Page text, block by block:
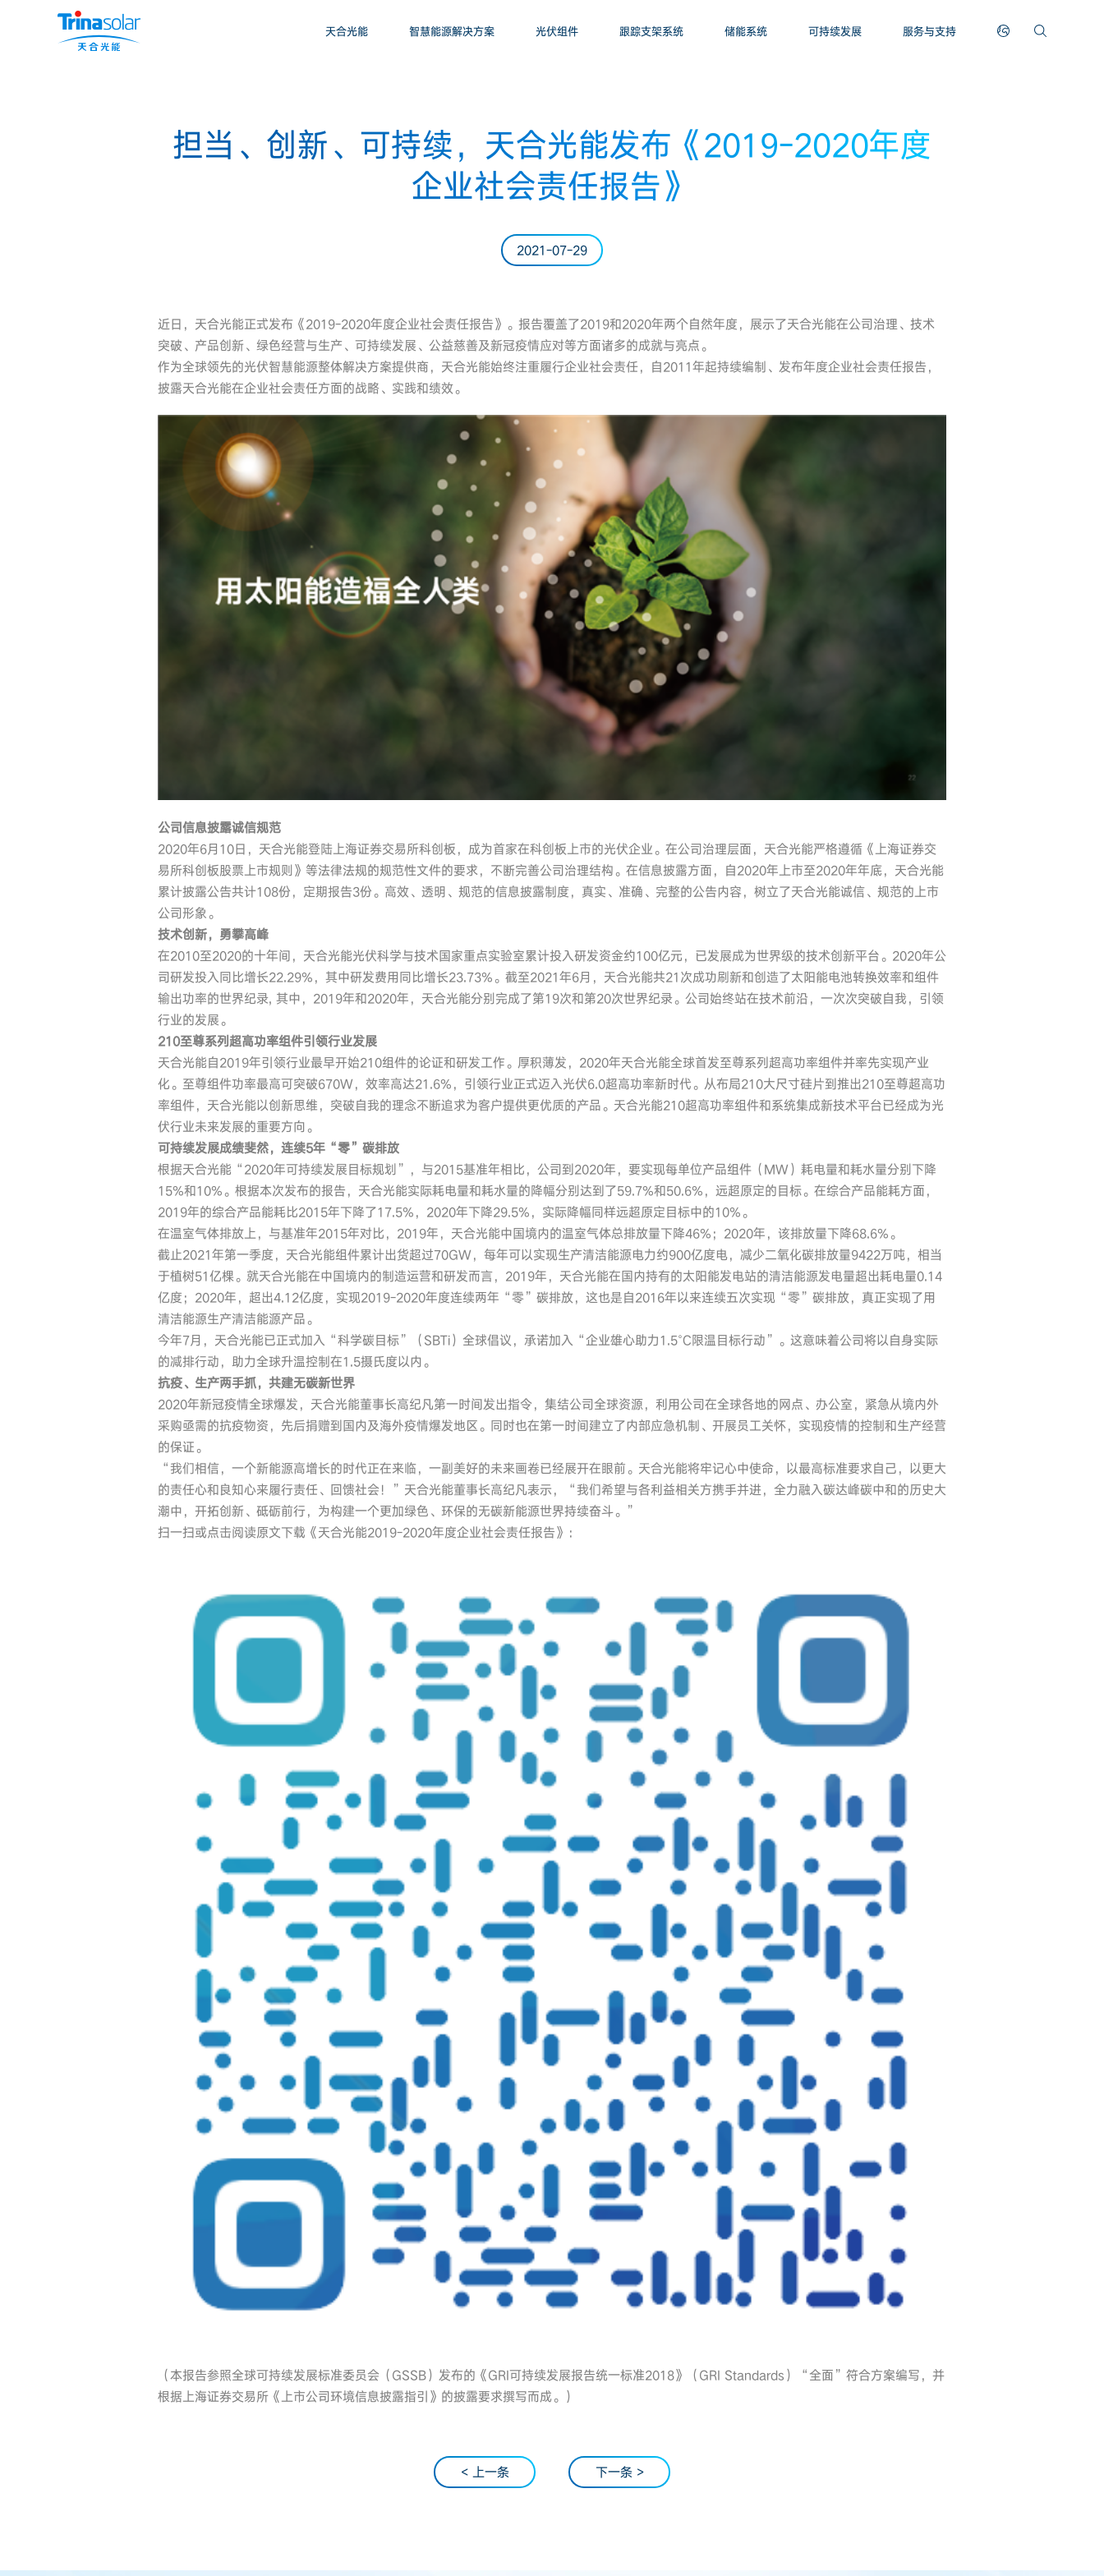
天合光能 智慧能源解决方案 光伏组件 跟踪支架系统 储能系统 可持续发展 服务与支持
担当、创新、可持续，天合光能发布《2019-2020年度
企业社会责任报告》
2021-07-29
近日，天合光能正式发布《2019-2020年度企业社会责任报告》。报告覆盖了2019和2020年两个自然年度，展示了天合光能在公司治理、技术
突破、产品创新、绿色经营与生产、可持续发展、公益慈善及新冠疫情应对等方面诸多的成就与亮点。
作为全球领先的光伏智慧能源整体解决方案提供商，天合光能始终注重履行企业社会责任，自2011年起持续编制、发布年度企业社会责任报告，
披露天合光能在企业社会责任方面的战略、实践和绩效。
公司信息披露诚信规范
2020年6月10日，天合光能登陆上海证券交易所科创板，成为首家在科创板上市的光伏企业。在公司治理层面，天合光能严格遵循《上海证券交
易所科创板股票上市规则》等法律法规的规范性文件的要求，不断完善公司治理结构。在信息披露方面，自2020年上市至2020年年底，天合光能
累计披露公告共计108份，定期报告3份。高效、透明、规范的信息披露制度，真实、准确、完整的公告内容，树立了天合光能诚信、规范的上市
公司形象。
技术创新，勇攀高峰
在2010至2020的十年间，天合光能光伏科学与技术国家重点实验室累计投入研发资金约100亿元，已发展成为世界级的技术创新平台。2020年公
司研发投入同比增长22.29%，其中研发费用同比增长23.73%。截至2021年6月，天合光能共21次成功刷新和创造了太阳能电池转换效率和组件
输出功率的世界纪录, 其中，2019年和2020年，天合光能分别完成了第19次和第20次世界纪录。公司始终站在技术前沿，一次次突破自我，引领
行业的发展。
210至尊系列超高功率组件引领行业发展
天合光能自2019年引领行业最早开始210组件的论证和研发工作。厚积薄发，2020年天合光能全球首发至尊系列超高功率组件并率先实现产业
化。至尊组件功率最高可突破670W，效率高达21.6%，引领行业正式迈入光伏6.0超高功率新时代。从布局210大尺寸硅片到推出210至尊超高功
率组件，天合光能以创新思维，突破自我的理念不断追求为客户提供更优质的产品。天合光能210超高功率组件和系统集成新技术平台已经成为光
伏行业未来发展的重要方向。
可持续发展成绩斐然，连续5年“零”碳排放
根据天合光能“2020年可持续发展目标规划”，与2015基准年相比，公司到2020年，要实现每单位产品组件（MW）耗电量和耗水量分别下降
15%和10%。根据本次发布的报告，天合光能实际耗电量和耗水量的降幅分别达到了59.7%和50.6%，远超原定的目标。在综合产品能耗方面，
2019年的综合产品能耗比2015年下降了17.5%，2020年下降29.5%，实际降幅同样远超原定目标中的10%。
在温室气体排放上，与基准年2015年对比，2019年，天合光能中国境内的温室气体总排放量下降46%；2020年，该排放量下降68.6%。
截止2021年第一季度，天合光能组件累计出货超过70GW，每年可以实现生产清洁能源电力约900亿度电，减少二氧化碳排放量9422万吨，相当
于植树51亿棵。就天合光能在中国境内的制造运营和研发而言，2019年，天合光能在国内持有的太阳能发电站的清洁能源发电量超出耗电量0.14
亿度；2020年，超出4.12亿度，实现2019-2020年度连续两年“零”碳排放，这也是自2016年以来连续五次实现“零”碳排放，真正实现了用
清洁能源生产清洁能源产品。
今年7月，天合光能已正式加入“科学碳目标”（SBTi）全球倡议，承诺加入“企业雄心助力1.5°C限温目标行动”。这意味着公司将以自身实际
的减排行动，助力全球升温控制在1.5摄氏度以内。
抗疫、生产两手抓，共建无碳新世界
2020年新冠疫情全球爆发，天合光能董事长高纪凡第一时间发出指令，集结公司全球资源，利用公司在全球各地的网点、办公室，紧急从境内外
采购亟需的抗疫物资，先后捐赠到国内及海外疫情爆发地区。同时也在第一时间建立了内部应急机制、开展员工关怀，实现疫情的控制和生产经营
的保证。
“我们相信，一个新能源高增长的时代正在来临，一副美好的未来画卷已经展开在眼前。天合光能将牢记心中使命，以最高标准要求自己，以更大
的责任心和良知心来履行责任、回馈社会！”天合光能董事长高纪凡表示，“我们希望与各利益相关方携手并进，全力融入碳达峰碳中和的历史大
潮中，开拓创新、砥砺前行，为构建一个更加绿色、环保的无碳新能源世界持续奋斗。”
扫一扫或点击阅读原文下载《天合光能2019-2020年度企业社会责任报告》：
（本报告参照全球可持续发展标准委员会（GSSB）发布的《GRI可持续发展报告统一标准2018》（GRI Standards）“全面”符合方案编写，并
根据上海证券交易所《上市公司环境信息披露指引》的披露要求撰写而成。）
< 上一条 下一条 >